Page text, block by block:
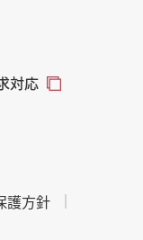
対応
護方針